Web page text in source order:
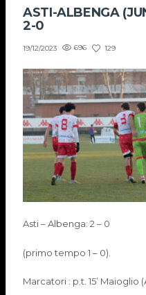
ASTI-ALBENGA
2-0
19/12/2023 696 129
Asti–Albenga: 2– 0
(primotempo 1 – 0).
Marcatori : p.t. 15’ Maioglio (